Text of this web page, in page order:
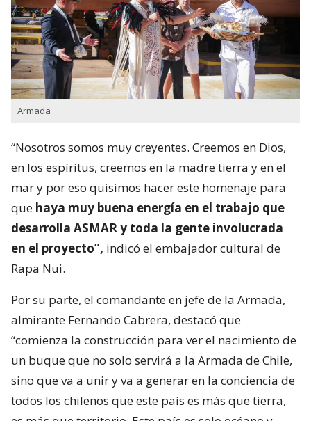
Armada
“Nosotros somos muy creyentes. Creemos en Dios,
en los espíritus, creemos en la madre tierra y en el
mar y por eso quisimos hacer este homenaje para
que haya muy buena energía en el trabajo que
desarrolla ASMAR y toda la gente involucrada
en el proyecto”, indicó el embajador cultural de
Rapa Nui.
Por su parte, el comandante en jefe de la Armada,
almirante Fernando Cabrera, destacó que
“comienza la construcción para ver el nacimiento de
un buque que no solo servirá a la Armada de Chile,
sino que va a unir y va a generar en la conciencia de
todos los chilenos que este país es más que tierra,